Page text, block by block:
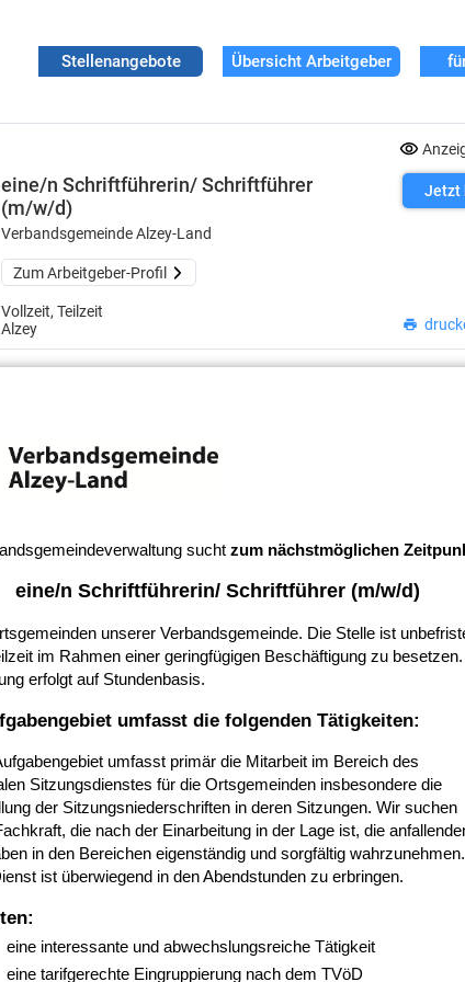
Stellenangebote Übersicht Arbeitgeber
eine/n Schriftführerin/ Schriftführer
(m/w/d)
Verbandsgemeinde Alzey-Land
Zum Arbeitgeber-Profil
Vollzeit, Teilzeit
Alzey
Jetzt